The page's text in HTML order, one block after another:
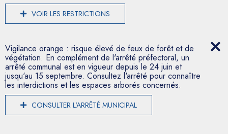
VOIR LES RESTRICTIONS
Vigilance orange : risque élevé de feux de forêt et de
végétation. En complément de l'arrêté préfectoral, un
arrêté communal est en vigueur depuis le 24 juin et
jusqu'au 15 septembre. Consultez l'arrêté pour connaître
les interdictions et les espaces arborés concernés.
CONSULTER L'ARRÊTÉ MUNICIPAL